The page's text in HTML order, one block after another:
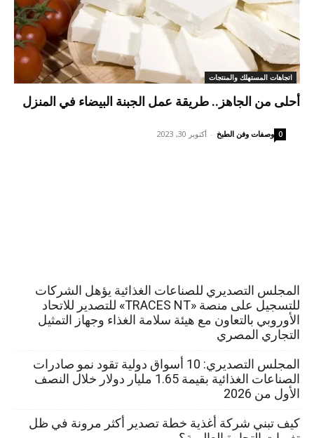
اتجاهات المستهلك والمنتجات
أحلى من الجاهز.. طريقة عمل الجبنة البيضاء في المنزل
وصفات وفن الطبخ - أكتوبر 30, 2023 0
المجلس التصديري للصناعات الغذائية يؤهل الشركات
للتسجيل على منصة «TRACES NT» للتصدير للاتحاد
الأوروبي بالتعاون مع هيئة سلامة الغذاء وجهاز التمثيل
التجاري المصري
المجلس التصديري: 10 أسواق دولية تقود نمو صادرات
الصناعات الغذائية بقيمة 1.65 مليار دولار خلال النصف
الأول من 2026
كيف تبني شركة أغذية خطة تصدير أكثر مرونة في ظل